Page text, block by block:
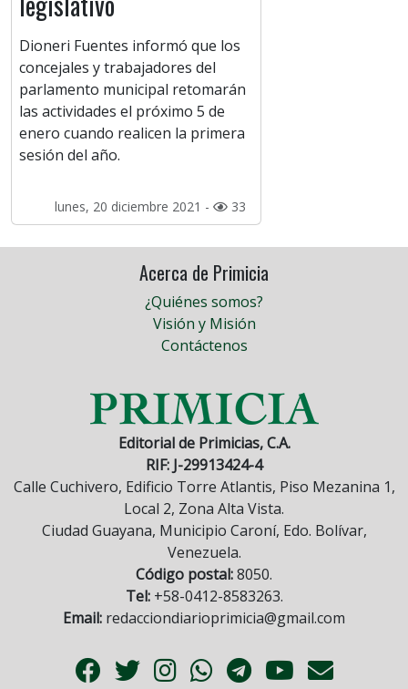
Dioneri Fuentes informó que los
concejales y trabajadores del
parlamento municipal retomarán
las actividades el próximo 5 de
enero cuando realicen la primera
sesión del año.
lunes, 20 diciembre 2021 - 33
Acerca de Primicia
¿Quiénes somos?
Visión y Misión
Contáctenos
Editorial de Primicias, C.A.
RIF: J-29913424-4
Calle Cuchivero, Edificio Torre Atlantis, Piso Mezanina 1,
Local 2, Zona Alta Vista.
Ciudad Guayana, Municipio Caroní, Edo. Bolívar,
Venezuela.
Código postal:8050.
Tel:+58-0412-8583263.
Email: redacciondiarioprimicia@gmail.com